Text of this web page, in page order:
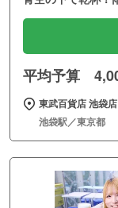
平均予算
東武百貨店 池袋
池袋駅／東京都